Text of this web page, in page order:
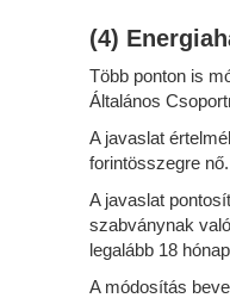
(4)
Több ponton is
Általános
A javaslat
forintösszegre nő.
A javaslat
szabványnak
legalább 18
A módosítás